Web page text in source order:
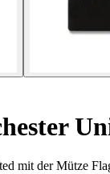
mit der Mütze